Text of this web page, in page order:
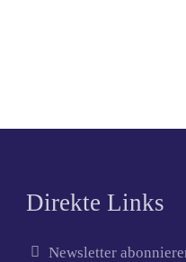
Direkte Links
Newsletter